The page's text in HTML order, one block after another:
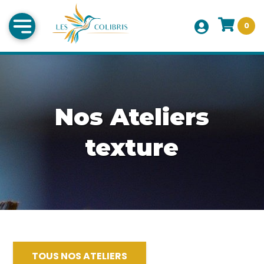
0
Nos Ateliers
texture
TOUS NOS ATELIERS